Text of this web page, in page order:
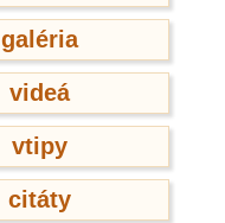
galéria
videá
vtipy
citáty